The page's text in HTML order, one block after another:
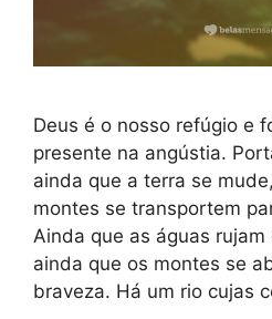
Deus é o nosso refúgio e
presente na angústia.
ainda que a terra se
montes se transportem
Ainda que as águas
ainda que os montes se
braveza. Há um rio cujas